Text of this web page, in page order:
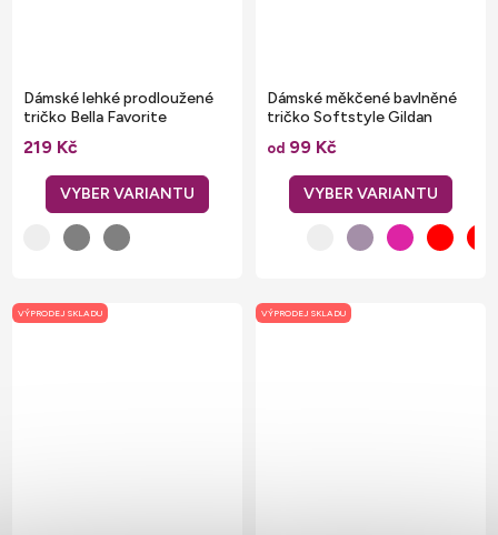
Dámské lehké prodloužené
tričko Bella Favorite
219 Kč
Dámské měkčené bavlněné
tričko Softstyle Gildan
od 99 Kč
VÝPRODEJ SKLADU VÝPRODEJ SKLADU